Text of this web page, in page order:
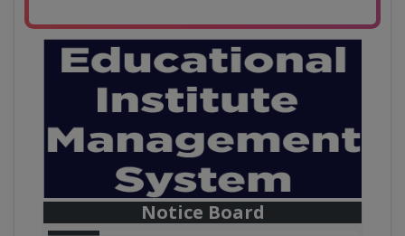
Notice Board
বাজেটের মধ্যে প্রাইভেট ইউনিভার্সিটিতে অনার্স পড়ার
সুযোগ। ২০টির অধিক বিষয়, ৪ বছরে মোট খরচ ২ লক্ষ
থেকে ৫ লক্ষ টাকা। আবেদন লিংকঃ
HonoursAdmission.com/apply